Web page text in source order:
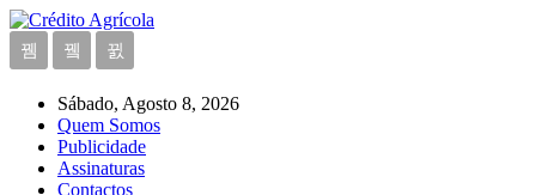
Sábado, Agosto 8, 2026
Quem Somos
Publicidade
Assinaturas
Contactos